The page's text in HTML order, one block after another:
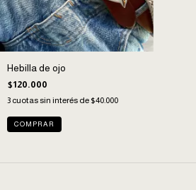
Hebilla de ojo
$120.000
3 cuotas sin interés de $40.000